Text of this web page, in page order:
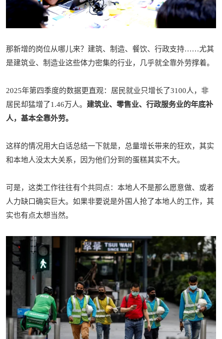
那新增的岗位从哪儿来？建筑、制造、餐饮、行政支持……尤其
是建筑业、制造业这些体力密集的行业，几乎就全靠外劳撑着。
2025年第四季度的数据更直观：居民就业只增长了3100人，非
居民却猛增了1.46万人。 建筑业、零售业、行政服务业的年底补
人，基本全靠外劳。
这样的情况用大白话总结一下就是，总量增长带来的狂欢，其实
和本地人没太大关系，因为他们分到的蛋糕其实不大。
可是，这类工作往往有个共同点：本地人不是那么愿意做、或者
人力缺口确实巨大。如果非要说是外国人抢了本地人的工作，其
实也有点太想当然。